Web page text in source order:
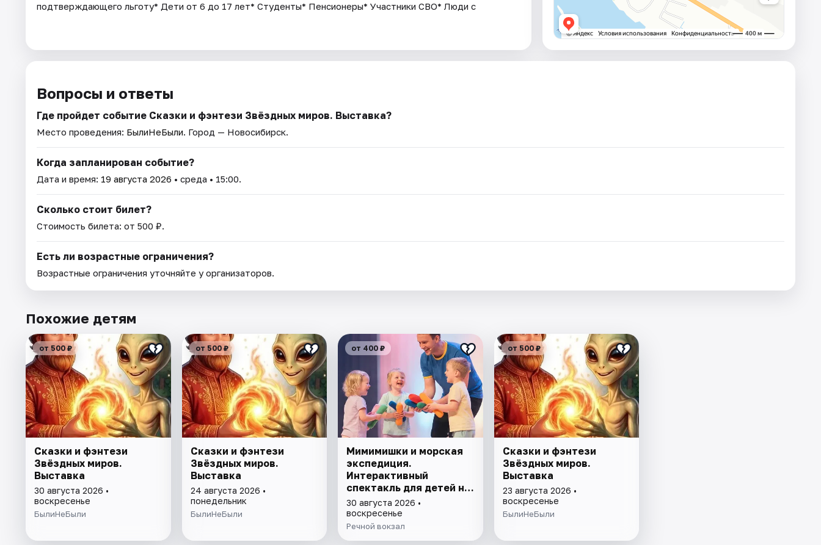
подтверждающего льготу* Дети от 6 до 17 лет* Студенты* Пенсионеры* Участники СВО* Люди с
Вопросы и ответы
Где пройдет событие Сказки и фэнтези Звёздных миров. Выставка?
Место проведения: БылиНеБыли. Город — Новосибирск.
Когда запланирован событие?
Дата и время: 19 августа 2026 • среда • 15:00.
Сколько стоит билет?
Стоимость билета: от 500 ₽.
Есть ли возрастные ограничения?
Возрастные ограничения уточняйте у организаторов.
Похожие детям
от 500 ₽
Сказки и фэнтези
Звёздных миров.
Выставка
30 августа 2026 •
воскресенье
БылиНеБыли
от 500 ₽
Сказки и фэнтези
Звёздных миров.
Выставка
24 августа 2026 •
понедельник
БылиНеБыли
от 400 ₽
Мимимишки и морская
экспедиция.
Интерактивный
спектакль для детей на
Арт-барже "Кубрик" +
прогулка на теплоходе
30 августа 2026 •
воскресенье
Речной вокзал
от 500 ₽
Сказки и фэнтези
Звёздных миров.
Выставка
23 августа 2026 •
воскресенье
БылиНеБыли